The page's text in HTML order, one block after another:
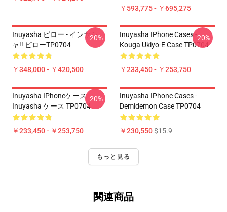
￥593,775 - ￥695,275
Inuyasha ピロー - インヤシ
ャ!! ピローTP0704
￥348,000 - ￥420,500
-20%
Inuyasha IPhone Cases -
Kouga Ukiyo-E Case TP0704
￥233,450 - ￥253,750
-20%
Inuyasha IPhoneケース -
Inuyasha ケース TP0704
￥233,450 - ￥253,750
-20%
Inuyasha IPhone Cases -
Demidemon Case TP0704
￥230,550$15.9
もっと見る
関連商品